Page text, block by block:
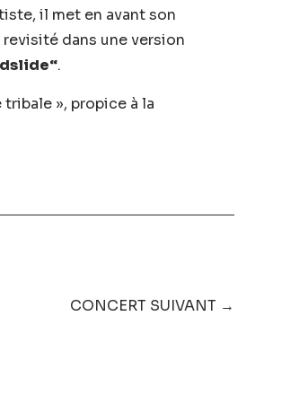
il met en avant son
dans une version
.
», propice à la
CONCERT SUIVANT →